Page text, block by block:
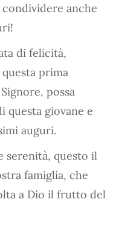
anche
di felicità,
prima
possa
questa giovane e
auguri.
serenità, questo il
famiglia, che
a Dio il frutto del